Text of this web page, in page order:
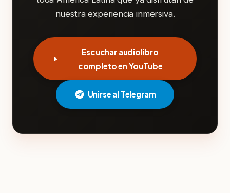
nuestra experiencia inmersiva.
Escuchar audiolibro
completo en YouTube
Unirse al Telegram